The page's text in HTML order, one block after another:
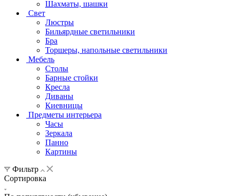
Шахматы, шашки
Свет
Люстры
Бильярдные светильники
Бра
Торшеры, напольные светильники
Мебель
Столы
Барные стойки
Кресла
Диваны
Киевницы
Предметы интерьера
Часы
Зеркала
Панно
Картины
Фильтр
Сортировка